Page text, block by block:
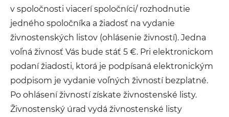
v spoločnosti viacerí spoločníci/ rozhodnutie
jedného spoločníka a žiadosť na vydanie
živnostenských listov (ohlásenie živností). Jedna
voľná živnosť Vás bude stáť 5 €. Pri elektronickom
podaní žiadosti, ktorá je podpísaná elektronickým
podpisom je vydanie voľných živností bezplatné.
Po ohlásení živností získate živnostenské listy.
Živnostenský úrad vydá živnostenské listy